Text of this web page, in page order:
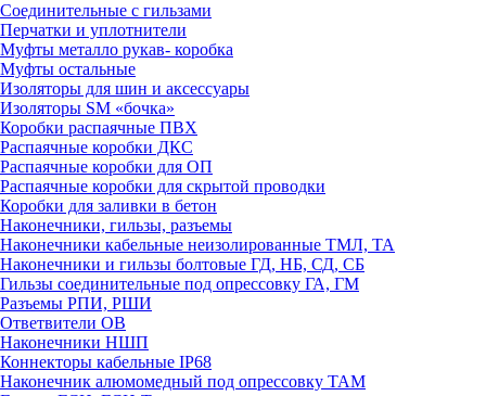
Соединительные с гильзами
Перчатки и уплотнители
Муфты металло рукав- коробка
Муфты остальные
Изоляторы для шин и аксессуары
Изоляторы SM «бочка»
Коробки распаячные ПВХ
Распаячные коробки ДКС
Распаячные коробки для ОП
Распаячные коробки для скрытой проводки
Коробки для заливки в бетон
Наконечники, гильзы, разъемы
Наконечники кабельные неизолированные ТМЛ, ТА
Наконечники и гильзы болтовые ГД, НБ, СД, СБ
Гильзы соединительные под опрессовку ГА, ГМ
Разъемы РПИ, РШИ
Ответвители ОВ
Наконечники НШП
Коннекторы кабельные IP68
Наконечник алюмомедный под опрессовку ТАМ